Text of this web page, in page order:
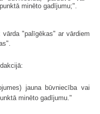
minēto gadījumu;".
"palīgēkas" ar vārdiem
jauna būvniecība vai
minēto gadījumu."